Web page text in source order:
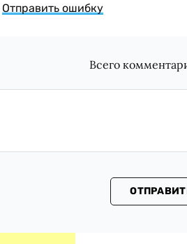
Отправить ошибку
Всего